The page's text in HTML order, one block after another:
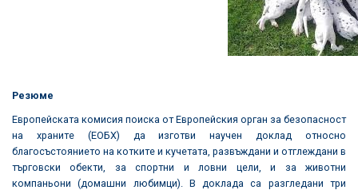
Резюме
Европейската комисия поиска от Европейския орган за безопасност
на храните (ЕОБХ) да изготви научен доклад относно
благосъстоянието на котките и кучетата, развъждани и отглеждани в
търговски обекти, за спортни и ловни цели, и за животни
компаньони (домашни любимци). В доклада са разгледани три